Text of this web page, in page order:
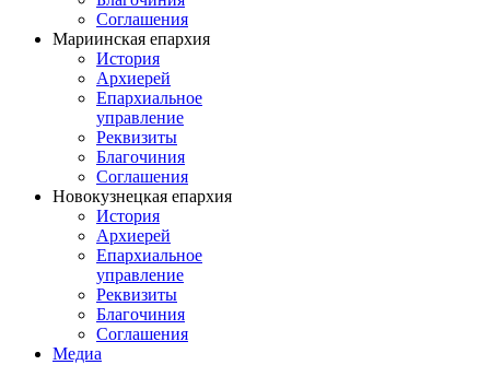
Соглашения
Мариинская епархия
История
Архиерей
Епархиальное
управление
Реквизиты
Благочиния
Соглашения
Новокузнецкая епархия
История
Архиерей
Епархиальное
управление
Реквизиты
Благочиния
Соглашения
Медиа